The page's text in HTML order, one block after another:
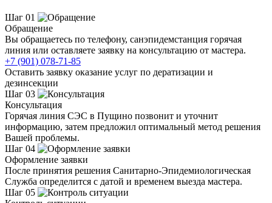
Шаг 01
Обращение
Вы обращаетесь по телефону, санэпидемстанция горячая
линия или оставляете заявку на консультацию от мастера.
+7 (901) 078-71-85
Оставить заявку оказание услуг по дератизации и
дезинсекции
Шаг 03
Консультация
Горячая линия СЭС в Пущино позвонит и уточнит
информацию, затем предложил оптимальный метод решения
Вашей проблемы.
Шаг 04
Оформление заявки
После принятия решения Санитарно-Эпидемиологическая
Служба определится с датой и временем выезда мастера.
Шаг 05